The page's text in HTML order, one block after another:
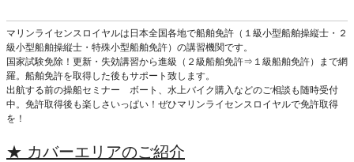
マリンライセンスロイヤルは日本全国各地で船舶免許（１級小型船舶操縦士・２
級小型船舶操縦士・特殊小型船舶免許）の講習機関です。
国家試験免除！更新・失効講習から進級（２級船舶免許⇒１級船舶免許）まで網
羅。船舶免許を取得した後もサポート致します。
出航する前の操船セミナー ボート、水上バイク購入などのご相談も随時受付
中。免許取得後も楽しさいっぱい！ぜひマリンライセンスロイヤルで免許取得
を！
★ カバーエリアのご紹介